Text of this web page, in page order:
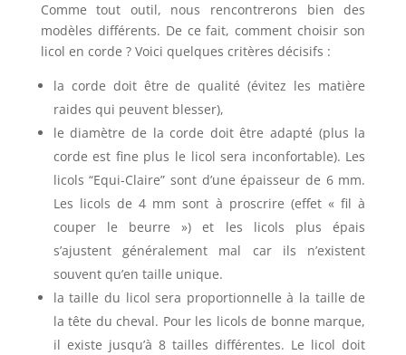
Comme tout outil, nous rencontrerons bien des
modèles différents. De ce fait, comment choisir son
licol en corde ? Voici quelques critères décisifs :
la corde doit être de qualité (évitez les matière
raides qui peuvent blesser),
le diamètre de la corde doit être adapté (plus la
corde est fine plus le licol sera inconfortable). Les
licols “Equi-Claire” sont d’une épaisseur de 6 mm.
Les licols de 4 mm sont à proscrire (effet « fil à
couper le beurre ») et les licols plus épais
s’ajustent généralement mal car ils n’existent
souvent qu’en taille unique.
la taille du licol sera proportionnelle à la taille de
la tête du cheval. Pour les licols de bonne marque,
il existe jusqu’à 8 tailles différentes. Le licol doit